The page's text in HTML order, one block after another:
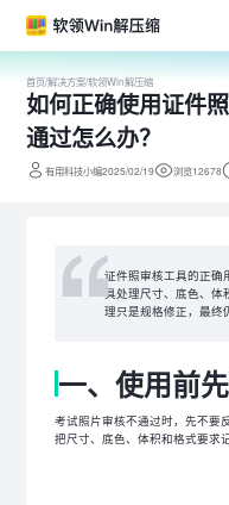
首页/解决方案/软领Win解压缩
如何正确使用证件
通过怎么办？
有用科技小编2025/02/19 浏览12678
证件照审核工具的正确
具处理尺寸、底色、
理只是规格修正，最终
一、使用前
考试照片审核不通过时，先不要
把尺寸、底色、体积和格式要求